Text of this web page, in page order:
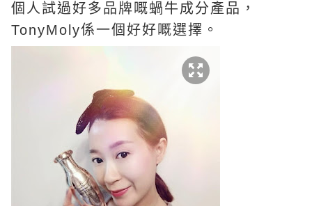
個人試過好多品牌嘅蝸牛成分產品，
TonyMoly係一個好好嘅選擇。